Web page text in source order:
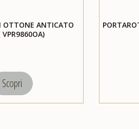
OTTONE ANTICATO
VPR9860OA)
Scopri